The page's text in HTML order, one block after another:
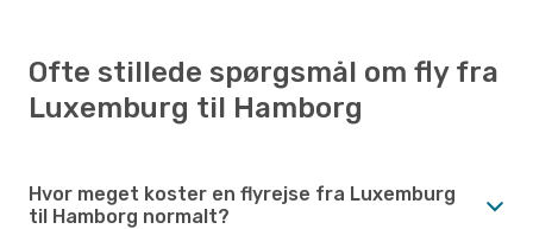
Ofte stillede spørgsmål om fly fra
Luxemburg til Hamborg
Hvor meget koster en flyrejse fra Luxemburg
til Hamborg normalt?